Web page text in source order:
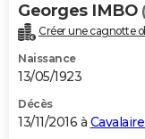
Georges IMBO
Créer une cagnotte
Naissance
13/05/1923
Décès
13/11/2016 à